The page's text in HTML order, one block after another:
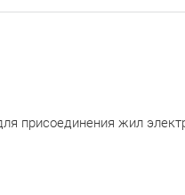
присоединения жил